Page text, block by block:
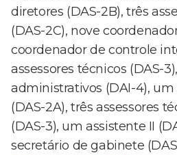
diretores (DAS-2B), três
(DAS-2C), nove
coordenador de controle
assessores técnicos (DAS-
administrativos (DAI-4),
(DAS-2A), três assessores
(DAS-3), um assistente II
secretário de gabinete